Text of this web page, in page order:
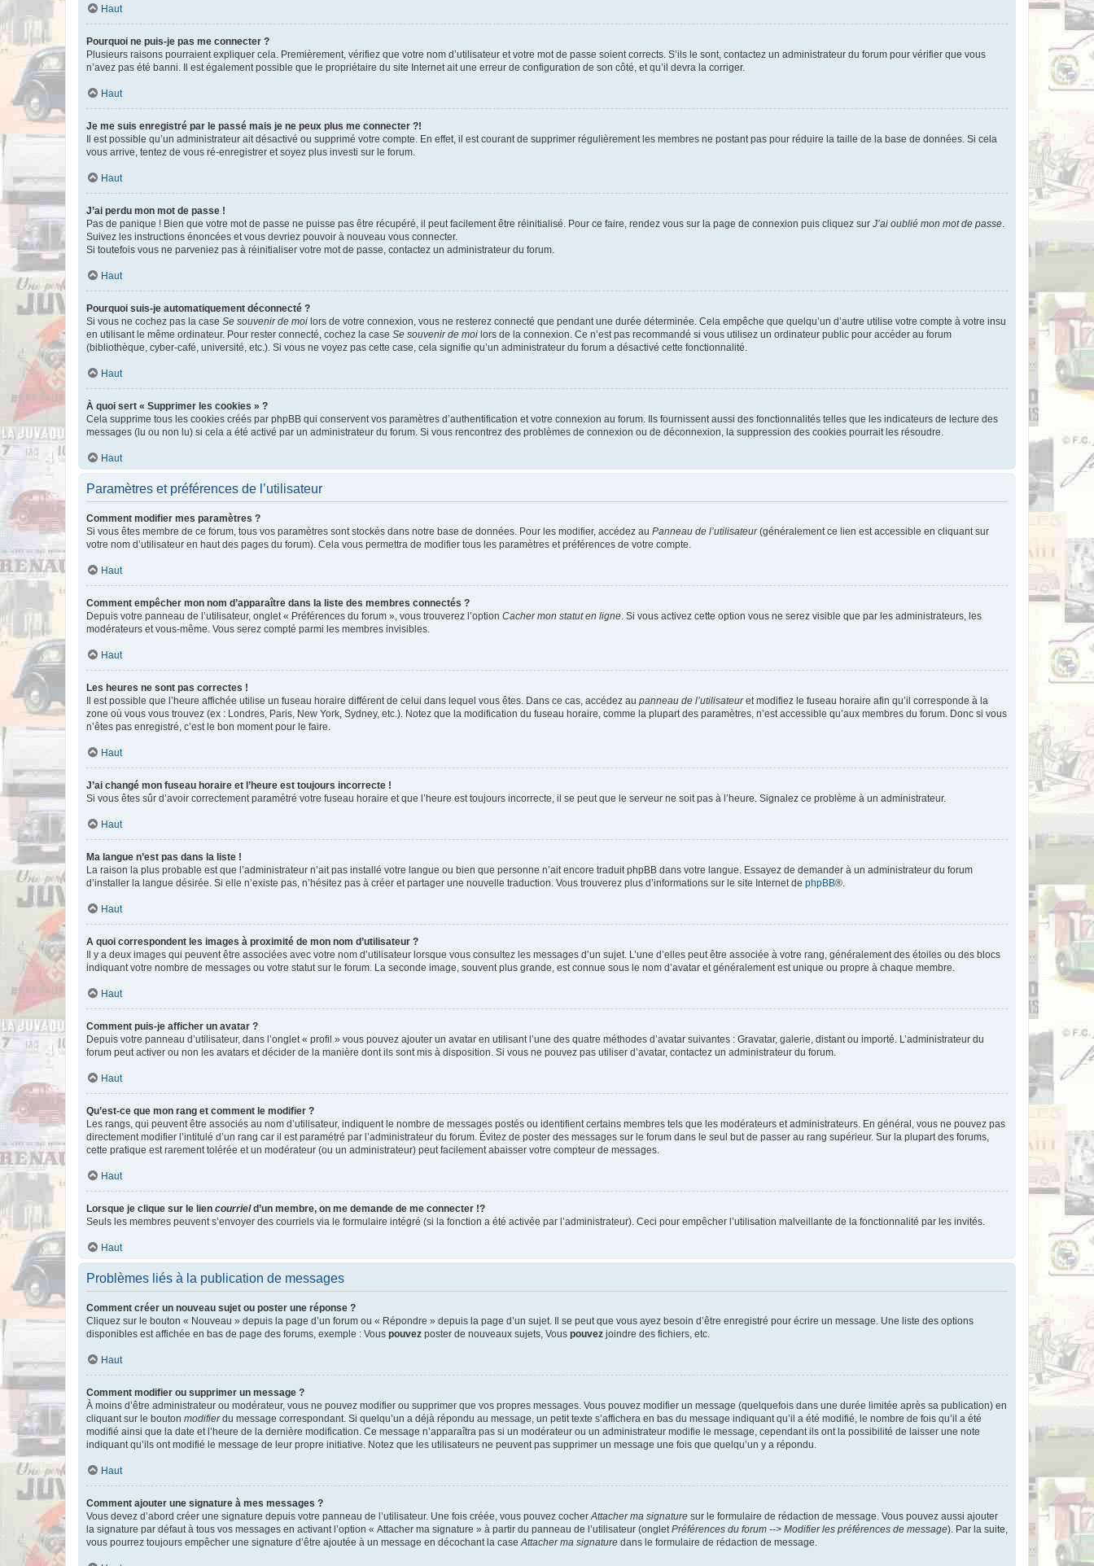
Haut
Pourquoi ne puis-je pas me connecter ?
Plusieurs raisons pourraient expliquer cela. Premièrement, vérifiez que votre nom d’utilisateur et votre mot de passe soient corrects. S’ils le sont, contactez un administrateur du forum pour vérifier que vous
n’avez pas été banni. Il est également possible que le propriétaire du site Internet ait une erreur de configuration de son côté, et qu’il devra la corriger.
Haut
Je me suis enregistré par le passé mais je ne peux plus me connecter ?!
Il est possible qu’un administrateur ait désactivé ou supprimé votre compte. En effet, il est courant de supprimer régulièrement les membres ne postant pas pour réduire la taille de la base de données. Si cela
vous arrive, tentez de vous ré-enregistrer et soyez plus investi sur le forum.
Haut
J’ai perdu mon mot de passe !
Pas de panique ! Bien que votre mot de passe ne puisse pas être récupéré, il peut facilement être réinitialisé. Pour ce faire, rendez vous sur la page de connexion puis cliquez sur J’ai oublié mon mot de passe.
Suivez les instructions énoncées et vous devriez pouvoir à nouveau vous connecter.
Si toutefois vous ne parveniez pas à réinitialiser votre mot de passe, contactez un administrateur du forum.
Haut
Pourquoi suis-je automatiquement déconnecté ?
Si vous ne cochez pas la case Se souvenir de moi lors de votre connexion, vous ne resterez connecté que pendant une durée déterminée. Cela empêche que quelqu’un d’autre utilise votre compte à votre insu
en utilisant le même ordinateur. Pour rester connecté, cochez la case Se souvenir de moi lors de la connexion. Ce n’est pas recommandé si vous utilisez un ordinateur public pour accéder au forum
(bibliothèque, cyber-café, université, etc.). Si vous ne voyez pas cette case, cela signifie qu’un administrateur du forum a désactivé cette fonctionnalité.
Haut
À quoi sert « Supprimer les cookies » ?
Cela supprime tous les cookies créés par phpBB qui conservent vos paramètres d’authentification et votre connexion au forum. Ils fournissent aussi des fonctionnalités telles que les indicateurs de lecture des
messages (lu ou non lu) si cela a été activé par un administrateur du forum. Si vous rencontrez des problèmes de connexion ou de déconnexion, la suppression des cookies pourrait les résoudre.
Haut
Paramètres et préférences de l’utilisateur
Comment modifier mes paramètres ?
Si vous êtes membre de ce forum, tous vos paramètres sont stockés dans notre base de données. Pour les modifier, accédez au Panneau de l’utilisateur(généralement ce lien est accessible en cliquant sur
votre nom d’utilisateur en haut des pages du forum). Cela vous permettra de modifier tous les paramètres et préférences de votre compte.
Haut
Comment empêcher mon nom d’apparaître dans la liste des membres connectés ?
Depuis votre panneau de l’utilisateur, onglet « Préférences du forum », vous trouverez l’option Cacher mon statut en ligne. Si vous activez cette option vous ne serez visible que par les administrateurs, les
modérateurs et vous-même. Vous serez compté parmi les membres invisibles.
Haut
Les heures ne sont pas correctes !
Il est possible que l’heure affichée utilise un fuseau horaire différent de celui dans lequel vous êtes. Dans ce cas, accédez au panneau de l’utilisateuret modifiez le fuseau horaire afin qu’il corresponde à la
zone où vous vous trouvez (ex : Londres, Paris, New York, Sydney, etc.). Notez que la modification du fuseau horaire, comme la plupart des paramètres, n’est accessible qu’aux membres du forum. Donc si vous
n’êtes pas enregistré, c’est le bon moment pour le faire.
Haut
J’ai changé mon fuseau horaire et l’heure est toujours incorrecte !
Si vous êtes sûr d’avoir correctement paramétré votre fuseau horaire et que l’heure est toujours incorrecte, il se peut que le serveur ne soit pas à l’heure. Signalez ce problème à un administrateur.
Haut
Ma langue n’est pas dans la liste !
La raison la plus probable est que l’administrateur n’ait pas installé votre langue ou bien que personne n’ait encore traduit phpBB dans votre langue. Essayez de demander à un administrateur du forum
d’installer la langue désirée. Si elle n’existe pas, n’hésitez pas à créer et partager une nouvelle traduction. Vous trouverez plus d’informations sur le site Internet de phpBB®.
Haut
A quoi correspondent les images à proximité de mon nom d’utilisateur ?
Il y a deux images qui peuvent être associées avec votre nom d’utilisateur lorsque vous consultez les messages d’un sujet. L’une d’elles peut être associée à votre rang, généralement des étoiles ou des blocs
indiquant votre nombre de messages ou votre statut sur le forum. La seconde image, souvent plus grande, est connue sous le nom d’avatar et généralement est unique ou propre à chaque membre.
Haut
Comment puis-je afficher un avatar ?
Depuis votre panneau d’utilisateur, dans l’onglet « profil » vous pouvez ajouter un avatar en utilisant l’une des quatre méthodes d’avatar suivantes : Gravatar, galerie, distant ou importé. L’administrateur du
forum peut activer ou non les avatars et décider de la manière dont ils sont mis à disposition. Si vous ne pouvez pas utiliser d’avatar, contactez un administrateur du forum.
Haut
Qu’est-ce que mon rang et comment le modifier ?
Les rangs, qui peuvent être associés au nom d’utilisateur, indiquent le nombre de messages postés ou identifient certains membres tels que les modérateurs et administrateurs. En général, vous ne pouvez pas
directement modifier l’intitulé d’un rang car il est paramétré par l’administrateur du forum. Évitez de poster des messages sur le forum dans le seul but de passer au rang supérieur. Sur la plupart des forums,
cette pratique est rarement tolérée et un modérateur (ou un administrateur) peut facilement abaisser votre compteur de messages.
Haut
Lorsque je clique sur le lien courrield’un membre, on me demande de me connecter !?
Seuls les membres peuvent s’envoyer des courriels via le formulaire intégré (si la fonction a été activée par l’administrateur). Ceci pour empêcher l’utilisation malveillante de la fonctionnalité par les invités.
Haut
Problèmes liés à la publication de messages
Comment créer un nouveau sujet ou poster une réponse ?
Cliquez sur le bouton « Nouveau » depuis la page d’un forum ou « Répondre » depuis la page d’un sujet. Il se peut que vous ayez besoin d’être enregistré pour écrire un message. Une liste des options
disponibles est affichée en bas de page des forums, exemple : Vous pouvez poster de nouveaux sujets, Vous pouvez joindre des fichiers, etc.
Haut
Comment modifier ou supprimer un message ?
À moins d’être administrateur ou modérateur, vous ne pouvez modifier ou supprimer que vos propres messages. Vous pouvez modifier un message (quelquefois dans une durée limitée après sa publication) en
cliquant sur le bouton modifierdu message correspondant. Si quelqu’un a déjà répondu au message, un petit texte s’affichera en bas du message indiquant qu’il a été modifié, le nombre de fois qu’il a été
modifié ainsi que la date et l’heure de la dernière modification. Ce message n’apparaîtra pas si un modérateur ou un administrateur modifie le message, cependant ils ont la possibilité de laisser une note
indiquant qu’ils ont modifié le message de leur propre initiative. Notez que les utilisateurs ne peuvent pas supprimer un message une fois que quelqu’un y a répondu.
Haut
Comment ajouter une signature à mes messages ?
Vous devez d’abord créer une signature depuis votre panneau de l’utilisateur. Une fois créée, vous pouvez cocherAttacher ma signature sur le formulaire de rédaction de message. Vous pouvez aussi ajouter
la signature par défaut à tous vos messages en activant l’option « Attacher ma signature » à partir du panneau de l’utilisateur (ongletPréférences du forum --> Modifier les préférences de message). Par la suite,
vous pourrez toujours empêcher une signature d’être ajoutée à un message en décochant la caseAttacher ma signature dans le formulaire de rédaction de message.